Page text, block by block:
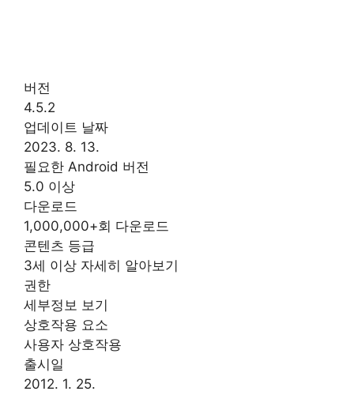
버전
4.5.2
업데이트 날짜
2023. 8. 13.
필요한 Android 버전
5.0 이상
다운로드
1,000,000+회 다운로드
콘텐츠 등급
3세 이상 자세히 알아보기
권한
세부정보 보기
상호작용 요소
사용자 상호작용
출시일
2012. 1. 25.